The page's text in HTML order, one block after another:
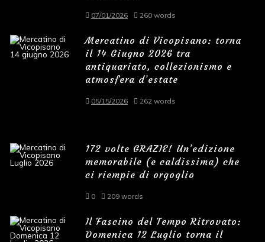
07/01/2026 260 words
Mercatino di Vicopisano: torna
il 14 Giugno 2026 tra
antiquariato, collezionismo e
atmosfera d’estate
05/15/2026 262 words
172 volte GRAZIE! Un’edizione
memorabile (e caldissima) che
ci riempie di orgoglio
0 209 words
Il Fascino del Tempo Ritrovato:
Domenica 12 Luglio torna il